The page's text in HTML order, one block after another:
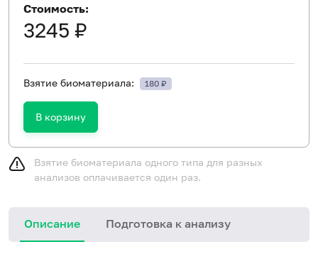
Стоимость:
3245 ₽
Взятие биоматериала: 180 ₽
В корзину
Взятие биоматериала одного типа для разных
анализов оплачивается один раз.
Описание Подготовка к анализу